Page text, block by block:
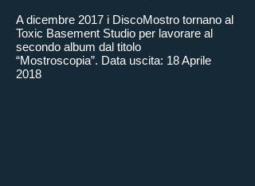
A dicembre 2017 i DiscoMostro tornano al
Toxic Basement Studio per lavorare al
secondo album dal titolo
“Mostroscopia”. Data uscita: 18 Aprile
2018